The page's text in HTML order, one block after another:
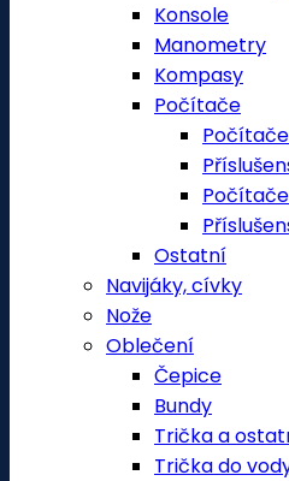
Konsole
Manometry
Kompasy
Počítače
Ostatní
Navijáky, cívky
Nože
Oblečení
Čepice
Bundy
Trička a
Trička do